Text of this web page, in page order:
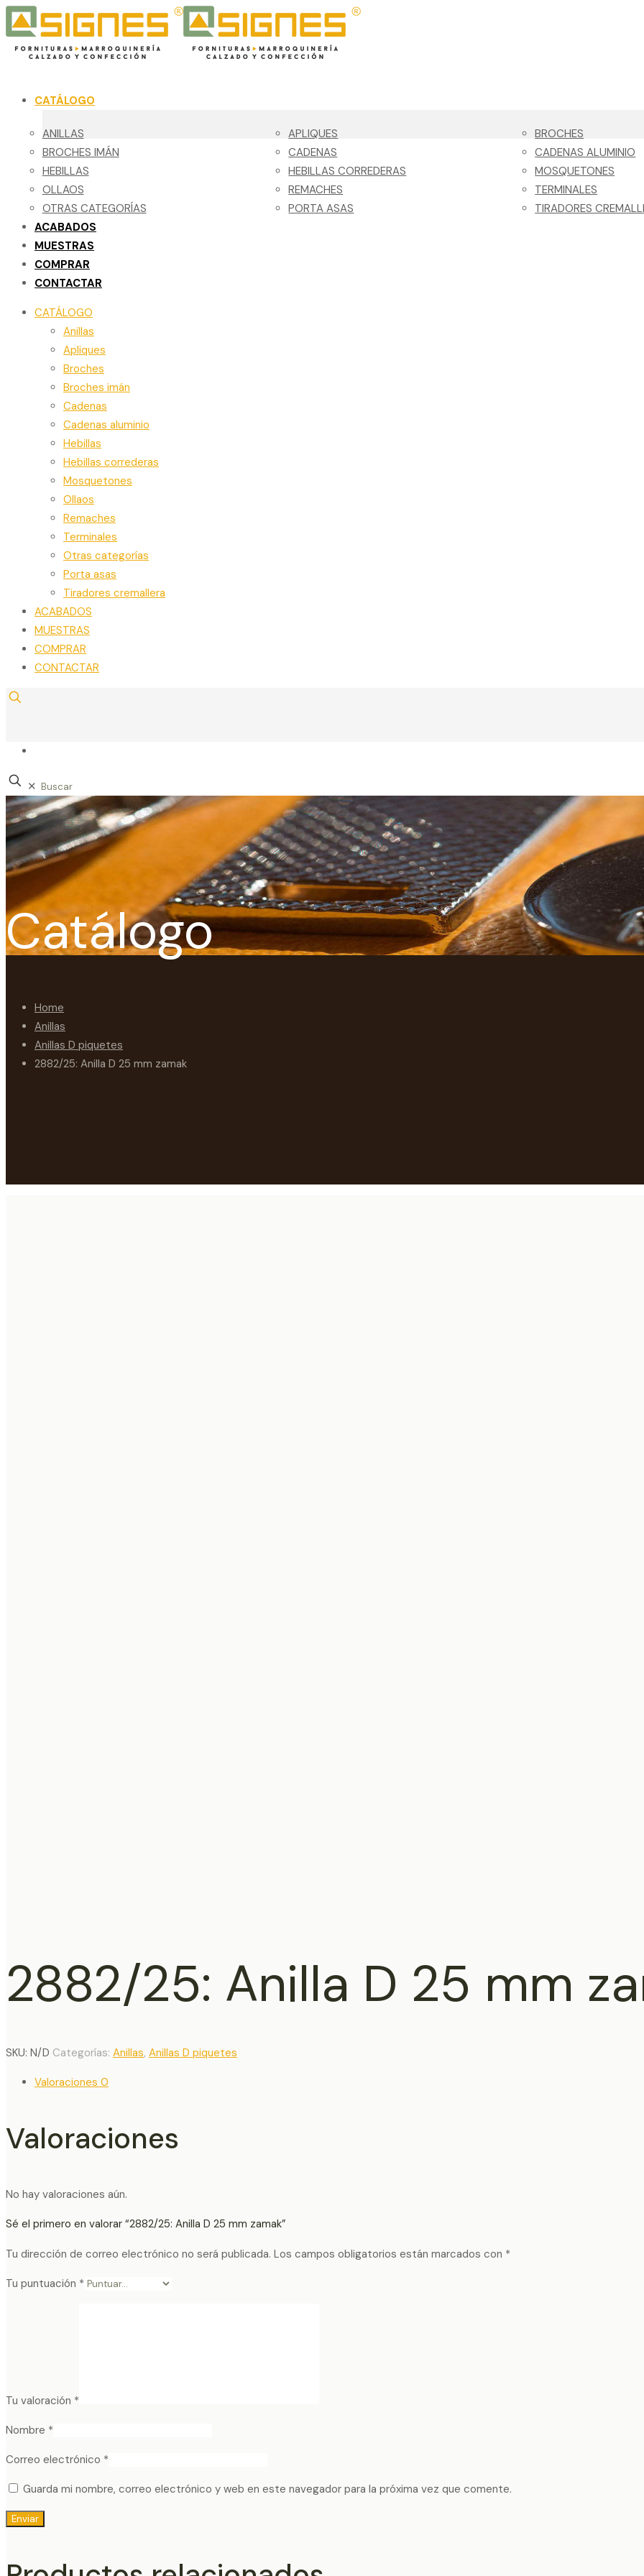
CATÁLOGO
ANILLAS APLIQUES
BROCHES
BROCHES IMÁN
CADENAS
CADENAS ALUMINIO
HEBILLAS
HEBILLAS CORREDERAS
MOSQUETONES
OLLAOS
REMACHES
TERMINALES
OTRAS CATEGORÍAS
PORTA ASAS
TIRADORES
ACABADOS
MUESTRAS
COMPRAR
CONTACTAR
CATÁLOGO
Anillas
Apliques
Broches
Broches imán
Cadenas
Cadenas aluminio
Hebillas
Hebillas correderas
Mosquetones
Ollaos
Remaches
Terminales
Otras categorías
Porta asas
Tiradores cremallera
ACABADOS
MUESTRAS
COMPRAR
CONTACTAR
✕
Catálogo
Home
Anillas
Anillas D piquetes
2882/25: Anilla D 25 mm zamak
2882/25: Anilla D 25 mm
SKU: N/D Categorías: Anillas, Anillas D piquetes
Valoraciones 0
Valoraciones
No hay valoraciones aún.
Sé el primero en valorar “2882/25: Anilla D 25 mm zamak”
Tu dirección de correo electrónico no será publicada. Los campos obligatorios están marcados con *
Tu puntuación *
Tu valoración *
Nombre *
Correo electrónico *
Guarda mi nombre, correo electrónico y web en este navegador para la próxima vez que comente.